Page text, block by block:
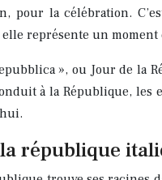
pour la célébration.
représente un
», ou Jour de la
à la République,
la république